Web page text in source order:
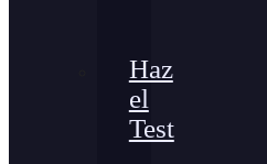
Haz
el
Test